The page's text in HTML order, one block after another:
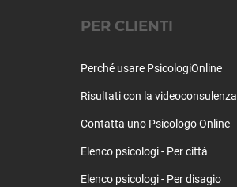
PER CLIENTI
Perché usare PsicologiOnline
Risultati con la videoconsulenza
Contatta uno Psicologo Online
Elenco psicologi - Per città
Elenco psicologi - Per disagio